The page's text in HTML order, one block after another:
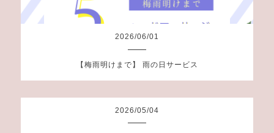
2026/06/01
【梅雨明けまで】 雨の日サービス
2026/05/04